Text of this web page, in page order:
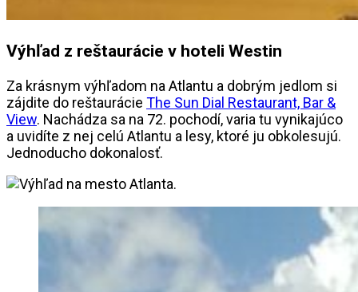
Výhľad z reštaurácie v hoteli Westin
Za krásnym výhľadom na Atlantu a dobrým jedlom si
zájdite do reštaurácie The Sun Dial Restaurant, Bar &
View. Nachádza sa na 72. pochodí, varia tu vynikajúco
a uvidíte z nej celú Atlantu a lesy, ktoré ju obkolesujú.
Jednoducho dokonalosť.